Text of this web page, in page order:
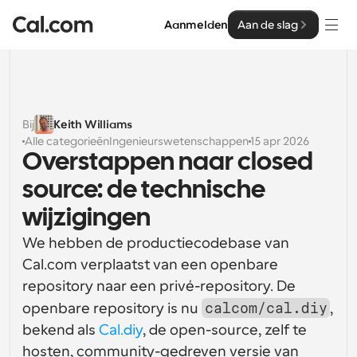
Aanmelden Aan de slag
Oplossingen
Op teamgrootte
Voor individuen
Persoonlijke planning eenvoudig gemaakt
Voor Teams
Samenwerkingsplanning voor groepen
Voor organisaties
Grotere teamsplanning voor meer controle en
beveiliging
Voor ondernemingen
Enterprise
Ontwikkelaar
Ontwikkelaarsdocumentatie
Documentatie voor het Cal.com-platform
API
Hulpbronnen
Lettertype: Cal Sans UI & tekst
Ons eigen variabele lettertype voor
Bij
Keith Williams
Alle categorieënIngenieurswetenschappen15 apr 2026
Overstappen naar closed
source: de technische
wijzigingen
We hebben de productiecodebase van
Cal.com verplaatst van een openbare
repository naar een privé-repository. De
openbare repository is nu calcom/cal.diy ,
bekend als Cal.diy, de open-source, zelf te
hosten, community-gedreven versie van